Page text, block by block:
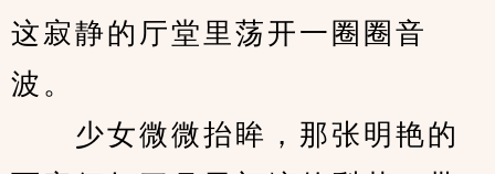
这寂静的厅堂里荡开一圈圈音
波。
少女微微抬眸，那张明艳的